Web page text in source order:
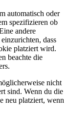
automatisch oder
spezifizieren ob
andere
dass
platziert wird.
beachte die
nicht
sind. Wenn du die
neu platziert, wenn